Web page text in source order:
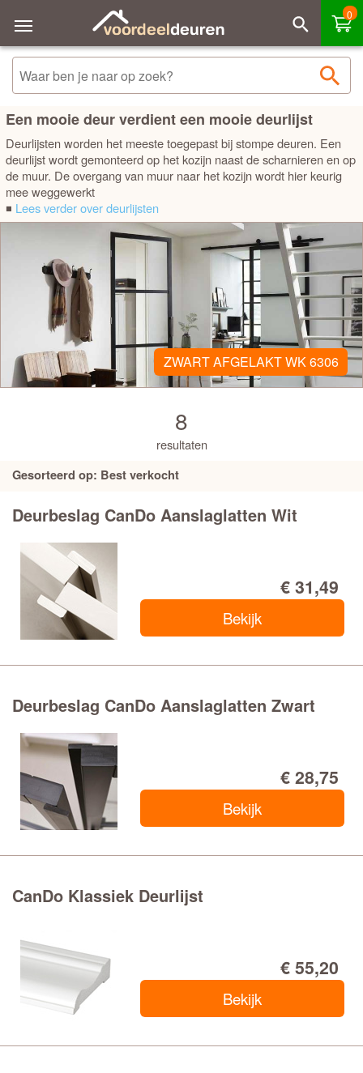
0
Filteren
Sorteren
Merk - A tot Z
Prijs laag - hoog
Prijs hoog - laag
Best verkocht
Een mooie deur verdient een mooie deurlijst
Deurlijsten worden het meeste toegepast bij stompe deuren. Een
deurlijst wordt gemonteerd op het kozijn naast de scharnieren en op
de muur. De overgang van muur naar het kozijn wordt hier keurig
mee weggewerkt
◾ Lees verder over deurlijsten
ZWART AFGELAKT WK 6306
8
resultaten
Gesorteerd op: Best verkocht
Deurbeslag CanDo Aanslaglatten Wit
€ 31,49
Bekijk
Deurbeslag CanDo Aanslaglatten Zwart
€ 28,75
Bekijk
CanDo Klassiek Deurlijst
€ 55,20
Bekijk